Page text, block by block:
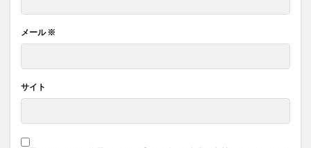
メール※
サイト